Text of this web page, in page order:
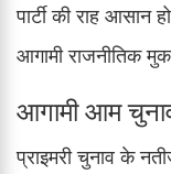
पार्टी की राह
आगामी राजनीतिक
आगामी आम
प्राइमरी चुनाव के